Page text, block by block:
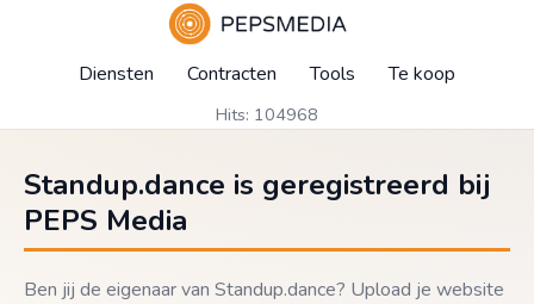
Diensten Contracten Tools Te koop
Hits: 104968
Standup.dance is geregistreerd bij
PEPS Media
Ben jij de eigenaar van Standup.dance? Upload je website